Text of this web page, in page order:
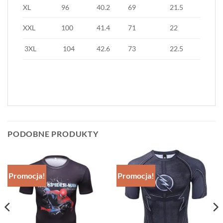
XL 96 40.2 69 21.5
XXL 100 41.4 71 22
3XL 104 42.6 73 22.5
PODOBNE PRODUKTY
Promocja! Promocja!